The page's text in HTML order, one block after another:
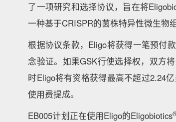
了一项研究和选择协议，旨在将
一种基于CRISPR的菌株特异性微生物
根据协议条款，Eligo将获得一笔预付
念验证。如果GSK行使选择权，双方
时Eligo将有资格获得最高不超过2.24
使用费提成。
EB005计划正在使用Eligo的Eligobiotics